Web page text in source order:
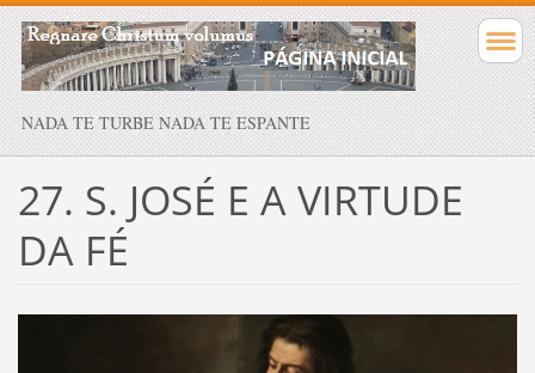
NADA TE TURBE NADA TE ESPANTE
27. S. JOSÉ E A VIRTUDE
DA FÉ